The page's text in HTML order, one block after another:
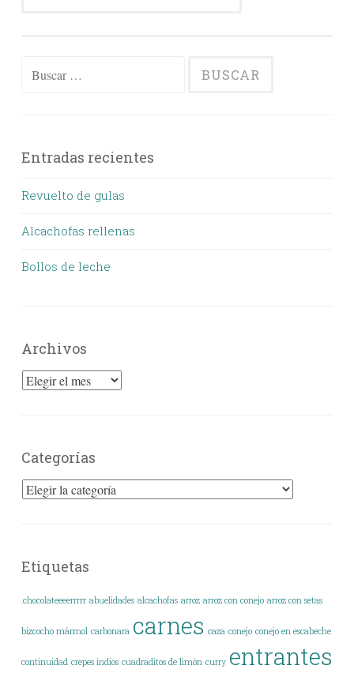
Buscar:
Entradas recientes
Revuelto de gulas
Alcachofas rellenas
Bollos de leche
Archivos
Archivos
Categorías
Categorías
Etiquetas
.chocolateeeerrrrr abuelidades alcachofas arroz arroz con conejo arroz con setas
bizcocho mármol carbonara carnes caza conejo conejo en escabeche
continuidad crepes indios cuadraditos de limón curry entrantes